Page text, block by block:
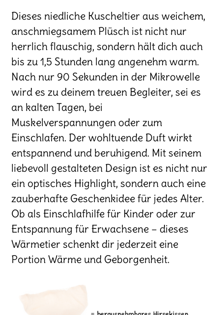
Dieses niedliche Kuscheltier aus weichem,
anschmiegsamem Plüsch ist nicht nur
herrlich flauschig, sondern hält dich auch
bis zu 1,5 Stunden lang angenehm warm.
Nach nur 90 Sekunden in der Mikrowelle
wird es zu deinem treuen Begleiter, sei es
an kalten Tagen, bei
Muskelverspannungen oder zum
Einschlafen. Der wohltuende Duft wirkt
entspannend und beruhigend. Mit seinem
liebevoll gestalteten Design ist es nicht nur
ein optisches Highlight, sondern auch eine
zauberhafte Geschenkidee für jedes Alter.
Ob als Einschlafhilfe für Kinder oder zur
Entspannung für Erwachsene – dieses
Wärmetier schenkt dir jederzeit eine
Portion Wärme und Geborgenheit.